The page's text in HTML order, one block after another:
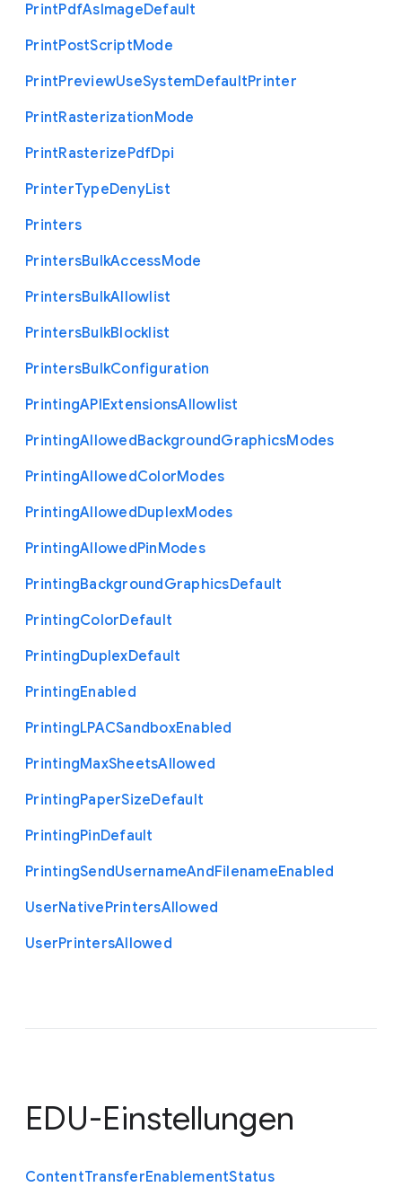
PrintPdfAsImageDefault
PrintPostScriptMode
PrintPreviewUseSystemDefaultPrinter
PrintRasterizationMode
PrintRasterizePdfDpi
PrinterTypeDenyList
Printers
PrintersBulkAccessMode
PrintersBulkAllowlist
PrintersBulkBlocklist
PrintersBulkConfiguration
PrintingAPIExtensionsAllowlist
PrintingAllowedBackgroundGraphicsModes
PrintingAllowedColorModes
PrintingAllowedDuplexModes
PrintingAllowedPinModes
PrintingBackgroundGraphicsDefault
PrintingColorDefault
PrintingDuplexDefault
PrintingEnabled
PrintingLPACSandboxEnabled
PrintingMaxSheetsAllowed
PrintingPaperSizeDefault
PrintingPinDefault
PrintingSendUsernameAndFilenameEnabled
UserNativePrintersAllowed
UserPrintersAllowed
EDU-Einstellungen
ContentTransferEnablementStatus